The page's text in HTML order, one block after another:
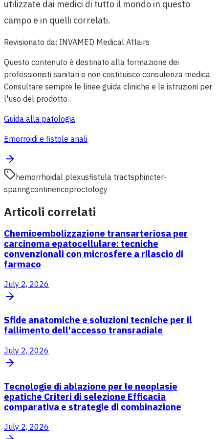
utilizzate dai medici di tutto il mondo in questo
campo e in quelli correlati.
Revisionato da: INVAMED Medical Affairs
Questo contenuto è destinato alla formazione dei
professionisti sanitari e non costituisce consulenza medica.
Consultare sempre le linee guida cliniche e le istruzioni per
l'uso del prodotto.
Guida alla patologia
Emorroidi e fistole anali
hemorrhoidal plexusfistula tractsphincter-
sparingcontinenceproctology
Articoli correlati
Chemioembolizzazione transarteriosa per
carcinoma epatocellulare: tecniche
convenzionali con microsfere a rilascio di
farmaco
July 2, 2026
Sfide anatomiche e soluzioni tecniche per il
fallimento dell'accesso transradiale
July 2, 2026
Tecnologie di ablazione per le neoplasie
epatiche Criteri di selezione Efficacia
comparativa e strategie di combinazione
July 2, 2026